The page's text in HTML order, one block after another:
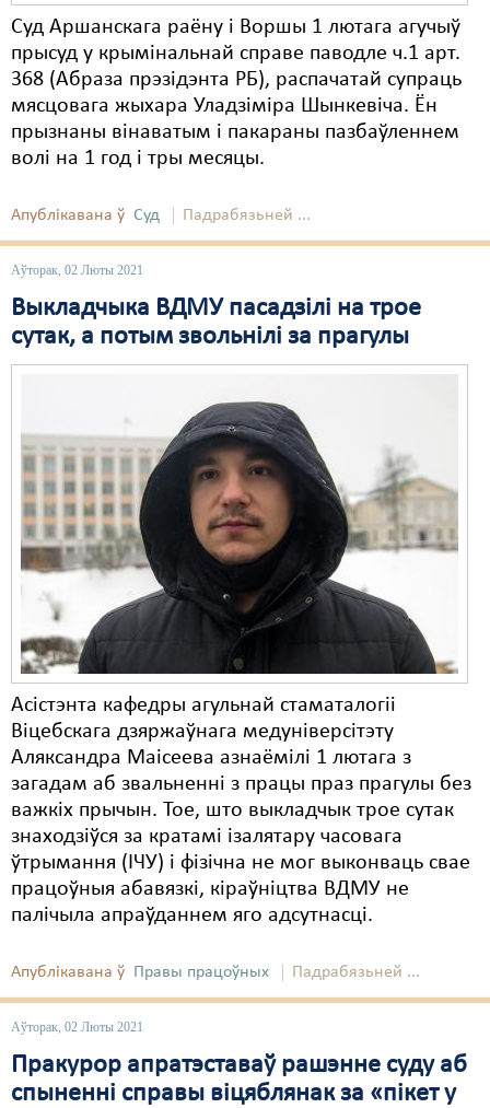
Суд Аршанскага раёну і Воршы 1 лютага агучыў
прысуд у крымінальнай справе паводле ч.1 арт.
368 (Абраза прэзідэнта РБ), распачатай супраць
мясцовага жыхара Уладзіміра Шынкевіча. Ён
прызнаны вінаватым і пакараны пазбаўленнем
волі на 1 год і тры месяцы.
Апублікавана ў Суд Падрабязьней ...
Аўторак, 02 Люты 2021
Выкладчыка ВДМУ пасадзілі на трое
сутак, а потым звольнілі за прагулы
Асістэнта кафедры агульнай стаматалогіі
Віцебскага дзяржаўнага медуніверсітэту
Аляксандра Маісеева азнаёмілі 1 лютага з
загадам аб звальненні з працы праз прагулы без
важкіх прычын. Тое, што выкладчык трое сутак
знаходзіўся за кратамі ізалятару часовага
ўтрымання (ІЧУ) і фізічна не мог выконваць свае
працоўныя абавязкі, кіраўніцтва ВДМУ не
палічыла апраўданнем яго адсутнасці.
Апублікавана ў Правы працоўных Падрабязьней ...
Аўторак, 02 Люты 2021
Пракурор апратэставаў рашэнне суду аб
спыненні справы віцяблянак за «пікет у